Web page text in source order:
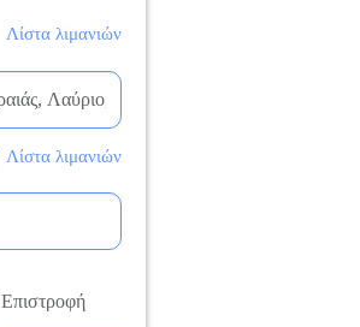
Λίστα λιμανιών
Λίστα λιμανιών
Επιστροφή